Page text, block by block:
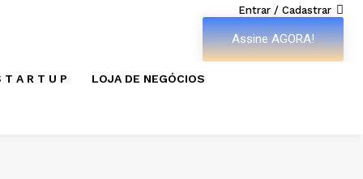
Entrar / Cadastrar
Assine AGORA!
T A R T U P LOJA DE NEGÓCIOS